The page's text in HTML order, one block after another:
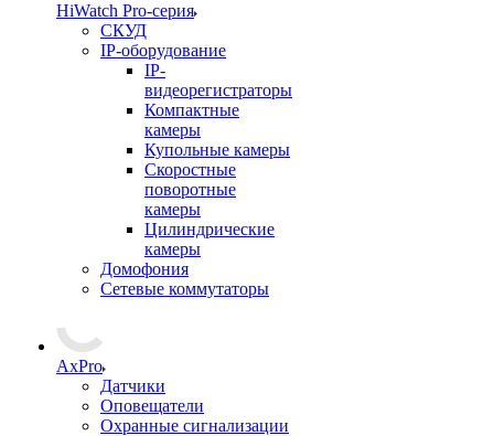
HiWatch Pro-серия
CКУД
IP-оборудование
IP-
видеорегистраторы
Компактные
камеры
Купольные камеры
Скоростные
поворотные
камеры
Цилиндрические
камеры
Домофония
Сетевые коммутаторы
AxPro
Датчики
Оповещатели
Охранные сигнализации